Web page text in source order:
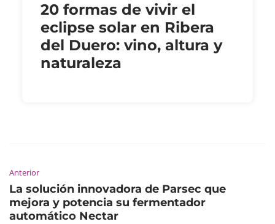
20 formas de vivir el
eclipse solar en Ribera
del Duero: vino, altura y
naturaleza
Anterior
La solución innovadora de Parsec que
mejora y potencia su fermentador
automático Nectar